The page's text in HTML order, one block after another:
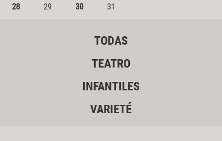
28
29 30 31
TODAS
TEATRO
INFANTILES
VARIETÉ